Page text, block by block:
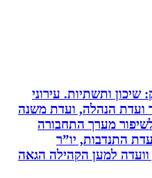
ותשתיות. עירוני
הנהלה, ועדת משנה
מערך התחבורה
יו”ר
למען הקהילה הגאה